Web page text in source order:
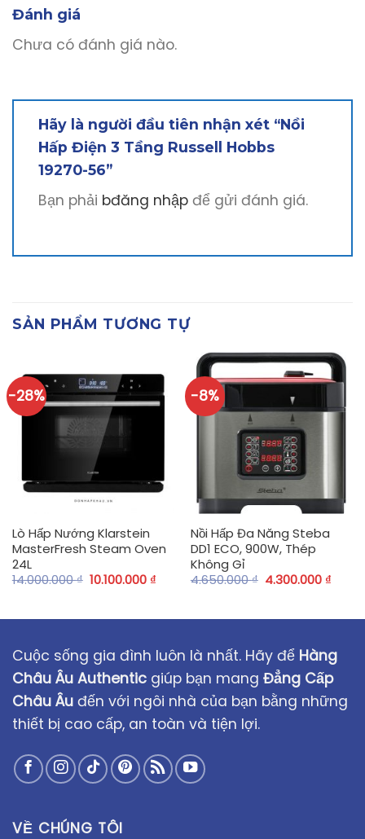
Đánh giá
Chưa có đánh giá nào.
Hãy là người đầu tiên nhận xét “Nồi
Hấp Điện 3 Tầng Russell Hobbs
19270-56”
Bạn phải bđăng nhập để gửi đánh giá.
SẢN PHẨM TƯƠNG TỰ
-28%
Lò Hấp Nướng Klarstein
MasterFresh Steam Oven
24L
14.000.000₫ 10.100.000 ₫
-8%
Nồi Hấp Đa Năng Steba
DD1 ECO, 900W, Thép
Không Gỉ
4.650.000₫ 4.300.000 ₫
Cuộc sống gia đình luôn là nhất. Hãy để Hàng
Châu Âu Authentic giúp bạn mang Đẳng Cấp
Châu Âu đến với ngôi nhà của bạn bằng những
thiết bị cao cấp, an toàn và tiện lợi.
VỀ CHÚNG TÔI